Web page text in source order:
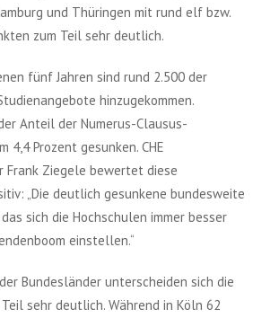
und Thüringen mit rund elf bzw.
zum Teil sehr deutlich.
fünf Jahren sind rund 2.500 der
hinzugekommen.
Anteil der Numerus-Clausus-
4,4 Prozent gesunken. CHE
Frank Ziegele bewertet diese
„Die deutlich gesunkene bundesweite
sich die Hochschulen immer besser
einstellen.“
Bundesländer unterscheiden sich die
sehr deutlich. Während in Köln 62